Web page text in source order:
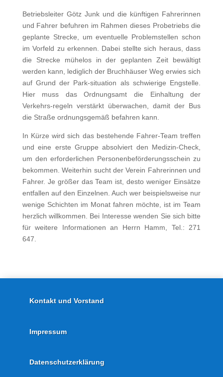
Betriebsleiter Götz Junk und die künftigen Fahrerinnen
und Fahrer befuhren im Rahmen dieses Probetriebs die
geplante Strecke, um eventuelle Problemstellen schon
im Vorfeld zu erkennen. Dabei stellte sich heraus, dass
die Strecke mühelos in der geplanten Zeit bewältigt
werden kann, lediglich der Bruchhäuser Weg erwies sich
auf Grund der Park-situation als schwierige Engstelle.
Hier muss das Ordnungsamt die Einhaltung der
Verkehrs-regeln verstärkt überwachen, damit der Bus
die Straße ordnungsgemäß befahren kann.
In Kürze wird sich das bestehende Fahrer-Team treffen
und eine erste Gruppe absolviert den Medizin-Check,
um den erforderlichen Personenbeförderungsschein zu
bekommen. Weiterhin sucht der Verein Fahrerinnen und
Fahrer. Je größer das Team ist, desto weniger Einsätze
entfallen auf den Einzelnen. Auch wer beispielsweise nur
wenige Schichten im Monat fahren möchte, ist im Team
herzlich willkommen. Bei Interesse wenden Sie sich bitte
für weitere Informationen an Herrn Hamm, Tel.: 271
647.
Kontakt und Vorstand
Impressum
Datenschutzerklärung